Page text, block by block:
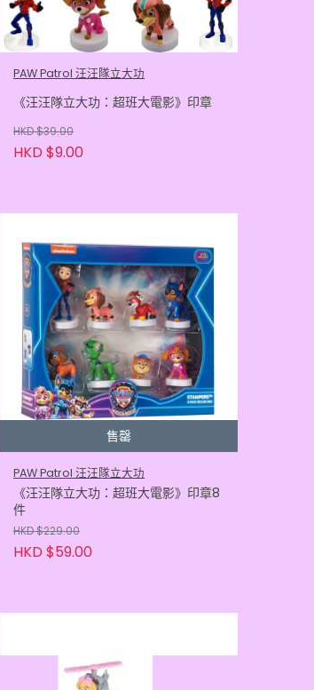
PAW Patrol 汪汪隊立大功
《汪汪隊立大功：超班大電影》印章
HKD $39.00
HKD $9.00
售罄
PAW Patrol 汪汪隊立大功
《汪汪隊立大功：超班大電影》印章8
件
HKD $229.00
HKD $59.00